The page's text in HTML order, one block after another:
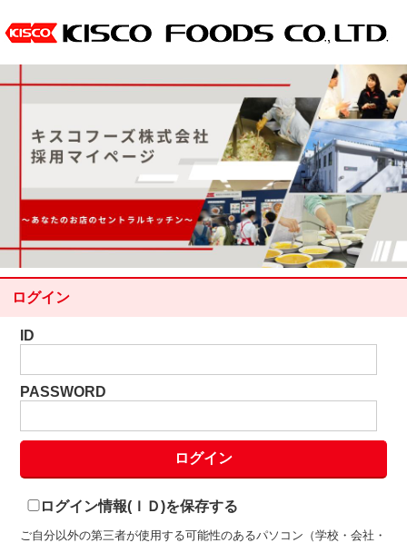
ログイン
ID
PASSWORD
ログイン情報(ＩＤ)を保存する
ご自分以外の第三者が使用する可能性のあるパソコン（学校・会社・